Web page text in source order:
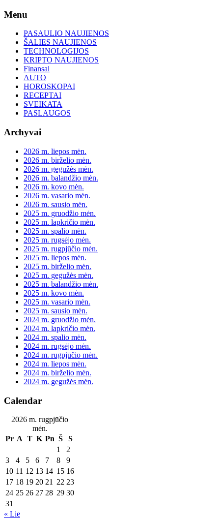
Skip
content
Menu
PASAULIO NAUJIENOS
ŠALIES NAUJIENOS
TECHNOLOGIJOS
KRIPTO NAUJIENOS
Finansai
AUTO
HOROSKOPAI
RECEPTAI
SVEIKATA
PASLAUGOS
Archyvai
2026 m. liepos mėn.
2026 m. birželio mėn.
2026 m. gegužės mėn.
2026 m. balandžio mėn.
2026 m. kovo mėn.
2026 m. vasario mėn.
2026 m. sausio mėn.
2025 m. gruodžio mėn.
2025 m. lapkričio mėn.
2025 m. spalio mėn.
2025 m. rugsėjo mėn.
2025 m. rugpjūčio mėn.
2025 m. liepos mėn.
2025 m. birželio mėn.
2025 m. gegužės mėn.
2025 m. balandžio mėn.
2025 m. kovo mėn.
2025 m. vasario mėn.
2025 m. sausio mėn.
2024 m. gruodžio mėn.
2024 m. lapkričio mėn.
2024 m. spalio mėn.
2024 m. rugsėjo mėn.
2024 m. rugpjūčio mėn.
2024 m. liepos mėn.
2024 m. birželio mėn.
2024 m. gegužės mėn.
Calendar
2026 m. rugpjūčio
mėn.
Pr A T K Pn Š
S
1
2
3
4 5 6 7 8
9
10 11 12 13 14 15 16
17 18 19 20 21 22 23
24 25 26 27 28 29 30
31
« Lie